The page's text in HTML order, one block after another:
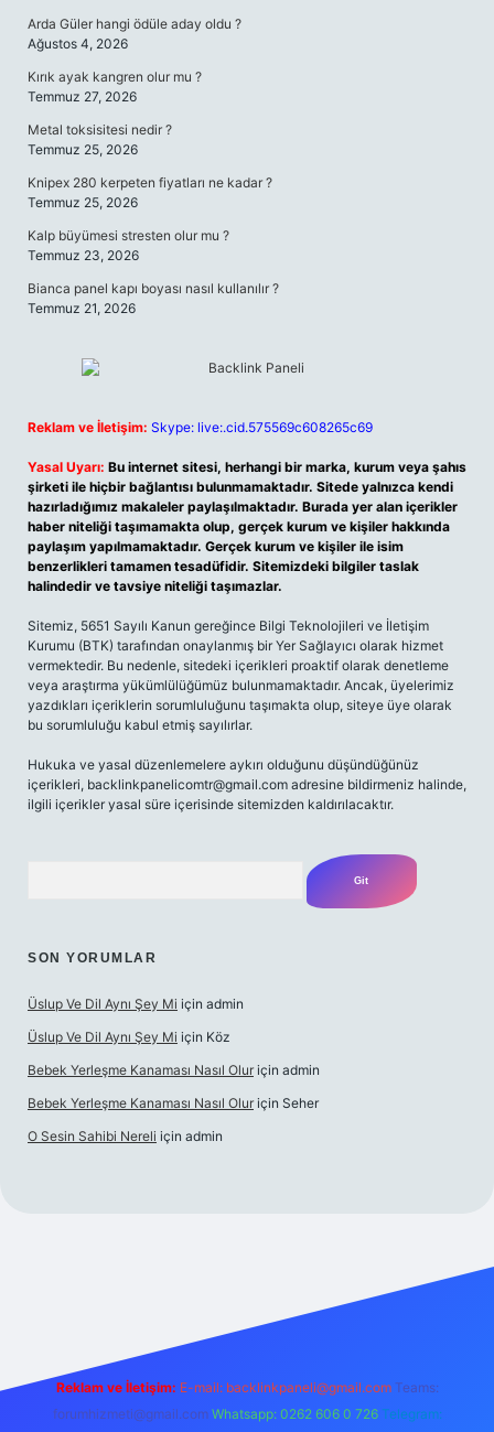
Arda Güler hangi ödüle aday oldu ?
Ağustos 4, 2026
Kırık ayak kangren olur mu ?
Temmuz 27, 2026
Metal toksisitesi nedir ?
Temmuz 25, 2026
Knipex 280 kerpeten fiyatları ne kadar ?
Temmuz 25, 2026
Kalp büyümesi stresten olur mu ?
Temmuz 23, 2026
Bianca panel kapı boyası nasıl kullanılır ?
Temmuz 21, 2026
Reklam ve İletişim: Skype: live:.cid.575569c608265c69
Yasal Uyarı: Bu internet sitesi, herhangi bir marka, kurum veya şahıs
şirketi ile hiçbir bağlantısı bulunmamaktadır. Sitede yalnızca kendi
hazırladığımız makaleler paylaşılmaktadır. Burada yer alan içerikler
haber niteliği taşımamakta olup, gerçek kurum ve kişiler hakkında
paylaşım yapılmamaktadır. Gerçek kurum ve kişiler ile isim
benzerlikleri tamamen tesadüfidir. Sitemizdeki bilgiler taslak
halindedir ve tavsiye niteliği taşımazlar.
Sitemiz, 5651 Sayılı Kanun gereğince Bilgi Teknolojileri ve İletişim
Kurumu (BTK) tarafından onaylanmış bir Yer Sağlayıcı olarak hizmet
vermektedir. Bu nedenle, sitedeki içerikleri proaktif olarak denetleme
veya araştırma yükümlülüğümüz bulunmamaktadır. Ancak, üyelerimiz
yazdıkları içeriklerin sorumluluğunu taşımakta olup, siteye üye olarak
bu sorumluluğu kabul etmiş sayılırlar.
Hukuka ve yasal düzenlemelere aykırı olduğunu düşündüğünüz
içerikleri, backlinkpanelicomtr@gmail.com adresine bildirmeniz halinde,
ilgili içerikler yasal süre içerisinde sitemizden kaldırılacaktır.
SON YORUMLAR
Üslup Ve Dil Aynı Şey Mi için admin
Üslup Ve Dil Aynı Şey Mi için Köz
Bebek Yerleşme Kanaması Nasıl Olur için admin
Bebek Yerleşme Kanaması Nasıl Olur için Seher
O Sesin Sahibi Nereli için admin
Reklam ve İletişim: E-mail: backlinkpaneli@gmail.com Teams:
forumhizmeti@gmail.com Whatsapp: 0262 606 0 726 Telegram: